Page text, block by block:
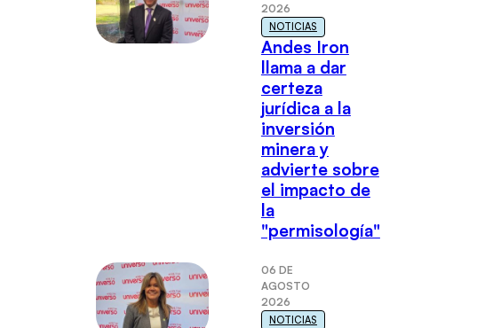
2026
NOTICIAS
Andes Iron
llama a dar
certeza
jurídica a la
inversión
minera y
advierte sobre
el impacto de
la
"permisología"
06 DE
AGOSTO
2026
NOTICIAS